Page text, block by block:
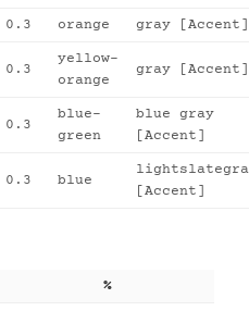
0.3 orange gray [Accent]
0.3
yellow-
orange
gray [Accent]
0.3
blue-
green
blue gray
[Accent]
0.3 blue
[Accent]
%